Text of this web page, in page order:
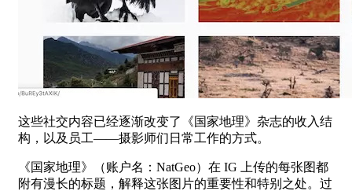
这些社交内容已经逐渐改变了《国家地理》杂志的收入结
构，以及员工——摄影师们日常工作的方式。
《国家地理》（账户名：NatGeo）在 IG 上传的每张图都
附有漫长的标题，解释这张图片的重要性和特别之处。过